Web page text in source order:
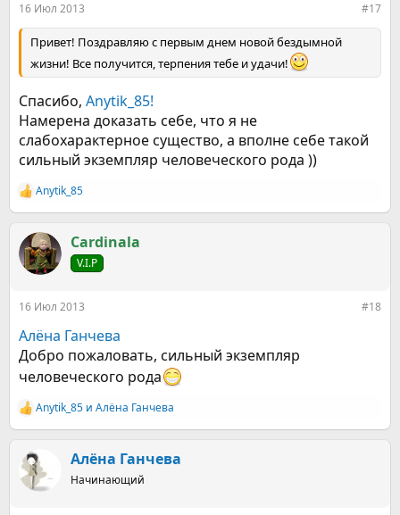
16 Июл 2013 #17
Привет! Поздравляю с первым днем новой бездымной
жизни! Все получится, терпения тебе и удачи!
Спасибо, Anytik_85!
Намерена доказать себе, что я не
слабохарактерное существо, а вполне себе такой
сильный экземпляр человеческого рода ))
Р
е
к
ц
и
Anytik_85
Cardinala
V.I.P
16 Июл 2013 #18
Алёна Ганчева
Добро пожаловать, сильный экземпляр
человеческого рода
Р
е
к
ц
и
Anytik_85 и Алёна Ганчева
Алёна Ганчева
Начинающий